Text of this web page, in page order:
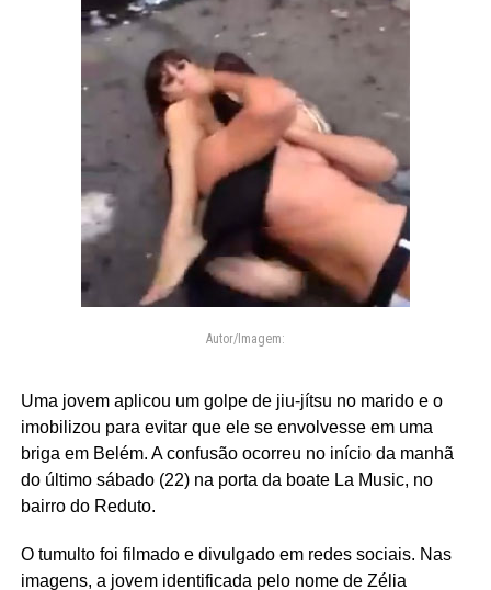
Autor/Imagem:
Uma jovem aplicou um golpe de jiu-jítsu no marido e o
imobilizou para evitar que ele se envolvesse em uma
briga em Belém. A confusão ocorreu no início da manhã
do último sábado (22) na porta da boate La Music, no
bairro do Reduto.
O tumulto foi filmado e divulgado em redes sociais. Nas
imagens, a jovem identificada pelo nome de Zélia